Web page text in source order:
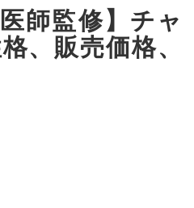
師監修】チャ
、販売価格、